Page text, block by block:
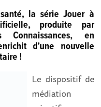
la série Jouer à
produite par
Connaissances, en
d'une nouvelle
!
Le dispositif de
médiation